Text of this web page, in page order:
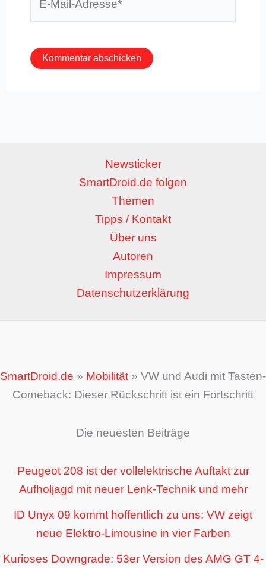
Newsticker
SmartDroid.de folgen
Themen
Tipps / Kontakt
Über uns
Autoren
Impressum
Datenschutzerklärung
SmartDroid.de » Mobilität » VW und Audi mit Tasten-
Comeback: Dieser Rückschritt ist ein Fortschritt
Die neuesten Beiträge
Peugeot 208 ist der vollelektrische Auftakt zur
Aufholjagd mit neuer Lenk-Technik und mehr
ID Unyx 09 kommt hoffentlich zu uns: VW zeigt
neue Elektro-Limousine in vier Farben
Kurioses Downgrade: 53er Version des AMG GT 4-